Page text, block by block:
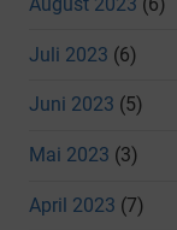
Juli 2023 (6)
Juni 2023 (5)
Mai 2023 (3)
April 2023 (7)